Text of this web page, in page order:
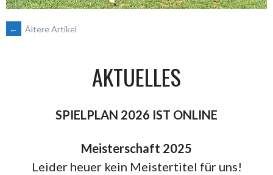
BEITRAGSNAVIGATION
← Ältere Artikel
AKTUELLES
SPIELPLAN 2026 IST ONLINE
Meisterschaft 2025
Leider heuer kein Meistertitel für uns!